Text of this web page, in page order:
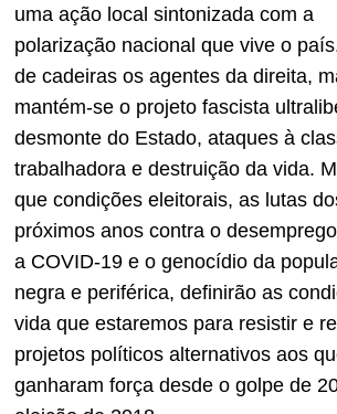
uma ação local sintonizada com a
polarização nacional que vive o
de cadeiras os agentes da direita,
mantém-se o projeto fascista
desmonte do Estado, ataques à
trabalhadora e destruição da vida.
que condições eleitorais, as lutas
próximos anos contra o
a COVID-19 e o genocídio da
negra e periférica, definirão as
vida que estaremos para resistir e
projetos políticos alternativos aos
ganharam força desde o golpe de